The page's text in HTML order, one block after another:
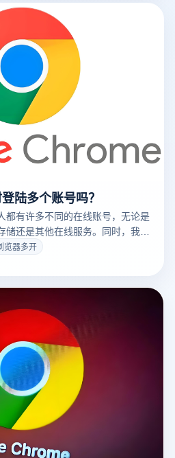
陆多个账号吗？
都有许多不同的在线账号，无论是
储还是其他在线服务。同时，我们
号，比如个人账号、工作账号、家
题：如何高效地管理这些账号，
登多开浏览器可能是你的答案。
览器多开